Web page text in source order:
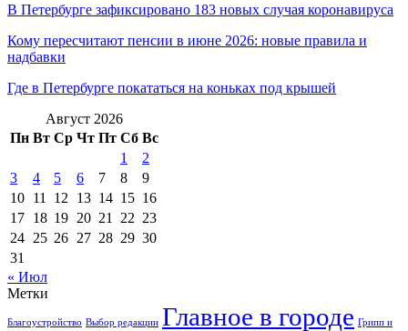
В Петербурге зафиксировано 183 новых случая коронавируса
Кому пересчитают пенсии в июне 2026: новые правила и
надбавки
Где в Петербурге покататься на коньках под крышей
Август 2026
Пн Вт Ср Чт Пт Сб Вс
1
2
3
4 5 6 7 8
9
10 11 12 13 14 15 16
17 18 19 20 21 22 23
24 25 26 27 28 29 30
31
« Июл
Метки
Благоустройство Выбор редакции Главное в городе Грипп и